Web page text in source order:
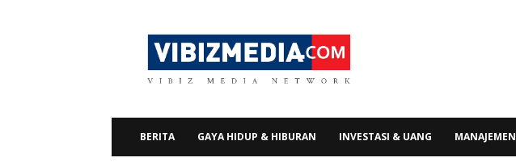
Vibizmedia.com
BERITA GAYA HIDUP & HIBURAN INVESTASI & UANG MANAJEMEN